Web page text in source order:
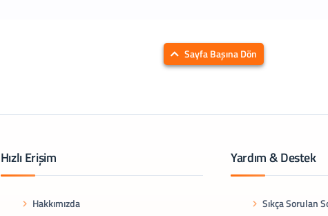
Sayfa Başına Dön
Hızlı Erişim
Hakkımızda
Yardım & Destek
Sıkça Sorulan